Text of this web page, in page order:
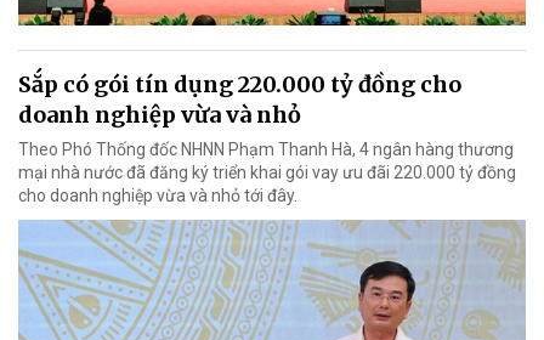
Sắp có gói tín dụng 220.000 tỷ đồng cho
doanh nghiệp vừa và nhỏ
Theo Phó Thống đốc NHNN Phạm Thanh Hà, 4 ngân hàng thương
mại nhà nước đã đăng ký triển khai gói vay ưu đãi 220.000 tỷ đồng
cho doanh nghiệp vừa và nhỏ tới đây.